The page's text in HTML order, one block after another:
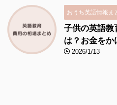
おうち英語情報ま
子供の英語教
は？お金をか
2026/1/13